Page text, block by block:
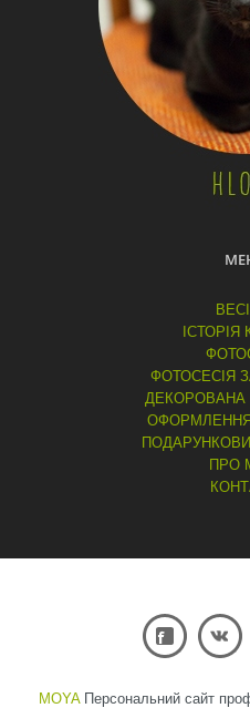
ФОТОСЕСІЯ
ПРО
MOYAПерсональний сайт